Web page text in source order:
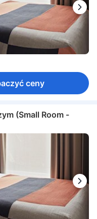
ceny
(Small Room -